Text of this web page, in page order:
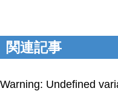
関連記事
Warning: Undefined